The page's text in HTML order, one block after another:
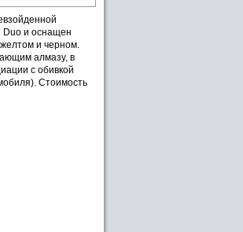
Duo и оснащен
и черном.
алмазу, в
с обивкой
Стоимость